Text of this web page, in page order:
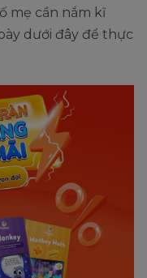
mẹ cần nắm kĩ
dưới đây để thực